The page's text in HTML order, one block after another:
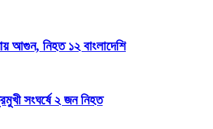
আগুন, নিহত ১২ বাংলাদেশি
সংঘর্ষে ২ জন নিহত